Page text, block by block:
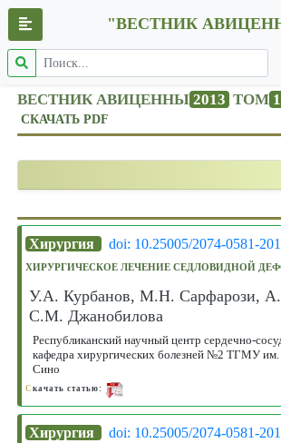
"ВЕСТНИК
ВЕСТНИК АВИЦЕННЫ 2013 ТОМ
СКАЧАТЬ PDF
Хирургия doi: 10.25005/2074-0581-
ХИРУРГИЧЕСКОЕ ЛЕЧЕНИЕ СЕДЛОВИДНОЙ
У.А. Курбанов, М.Н. Сарфарози,
С.М. Джанобилова
Республиканский научный центр сердечно-
кафедра хирургических болезней №2 ТГМУ
Сино
С качать статью:
Хирургия doi: 10.25005/2074-0581-